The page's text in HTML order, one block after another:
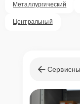
Металлургический
Центральный